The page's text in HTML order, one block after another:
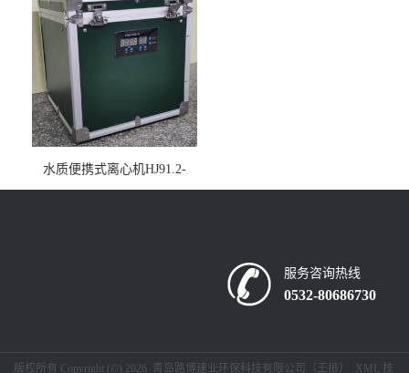
水质便携式离心机HJ91.2-
2022地表水总磷监测内置有
服务咨询热线
0532-80686730
版权所有 Copyright (©) 2026 青岛路博建业环保科技有限公司（王振） XML 技